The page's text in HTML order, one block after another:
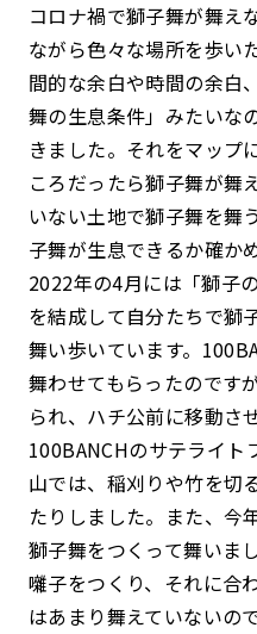
コロナ禍で獅子舞が舞え
ながら色々な場所を歩い
間的な余白や時間の余白
舞の生息条件」みたいな
きました。それをマップ
ころだったら獅子舞が舞
いない土地で獅子舞を舞
子舞が生息できるか確か
2022年の4月には「獅子
を結成して自分たちで獅
舞い歩いています。
舞わせてもらったのです
られ、ハチ公前に移動さ
100BANCHのサテライト
山では、稲刈りや竹を切
たりしました。また、今
獅子舞をつくって舞いま
囃子をつくり、それに合
はあまり舞えていないの